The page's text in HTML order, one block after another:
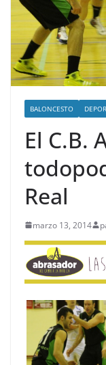
BALONCESTO
El C.B.
Real
marzo 13, 2014